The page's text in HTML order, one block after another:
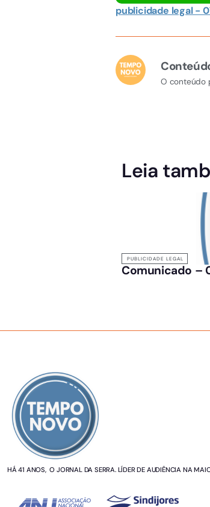
publicidade legal -
O conteúdo
Leia
PUBLICIDADE LEGAL
Comunicado –
HÁ 41 ANOS, O JORNAL DA SERRA. LÍDER DE AUDIÊNCIA NA